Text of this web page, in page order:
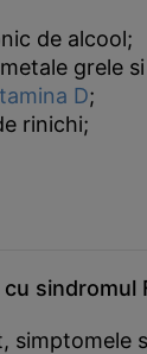
de alcool;
grele
D;
rinichi;
cu sindromul
simptomele